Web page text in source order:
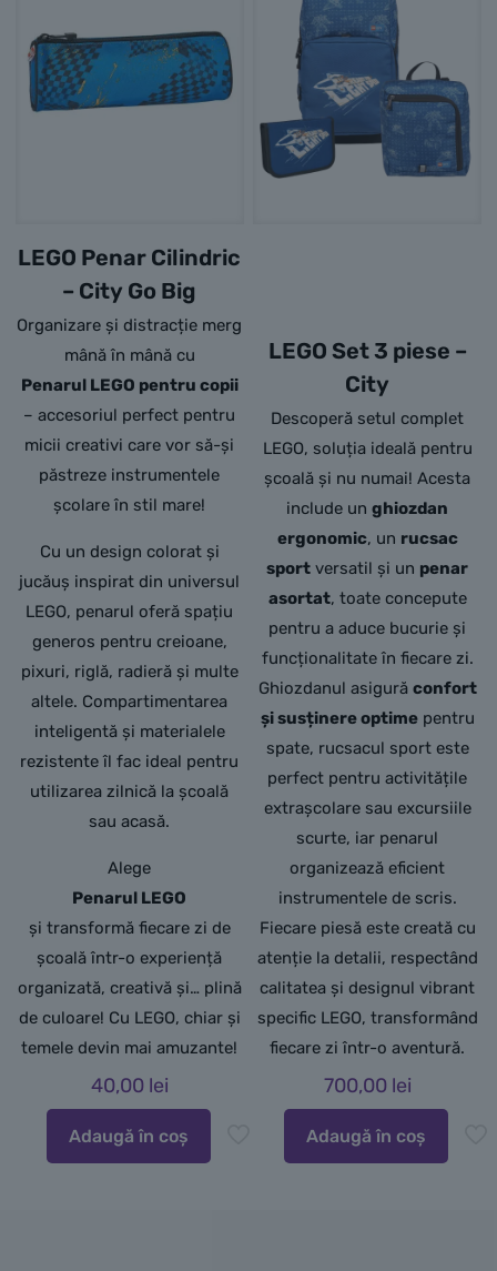
LEGO Penar Cilindric
– City Go Big
Organizare și distracție merg
mână în mână cu
Penarul LEGO pentru copii
– accesoriul perfect pentru
micii creativi care vor să-și
păstreze instrumentele
școlare în stil mare!
Cu un design colorat și
jucăuș inspirat din universul
LEGO, penarul oferă spațiu
generos pentru creioane,
pixuri, riglă, radieră și multe
altele. Compartimentarea
inteligentă și materialele
rezistente îl fac ideal pentru
utilizarea zilnică la școală
sau acasă.
Alege
Penarul LEGO
și transformă fiecare zi de
școală într-o experiență
organizată, creativă și… plină
de culoare! Cu LEGO, chiar și
temele devin mai amuzante!
40,00 lei
Adaugă în coș
LEGO Set 3 piese –
City
Descoperă setul complet
LEGO, soluția ideală pentru
școală și nu numai! Acesta
include unghiozdan
ergonomic, un rucsac
sport versatil și un penar
asortat, toate concepute
pentru a aduce bucurie și
funcționalitate în fiecare zi.
Ghiozdanul asigură confort
și susținere optimepentru
spate, rucsacul sport este
perfect pentru activitățile
extrașcolare sau excursiile
scurte, iar penarul
organizează eficient
instrumentele de scris.
Fiecare piesă este creată cu
atenție la detalii, respectând
calitatea și designul vibrant
specific LEGO, transformând
fiecare zi într-o aventură.
700,00 lei
Adaugă în coș